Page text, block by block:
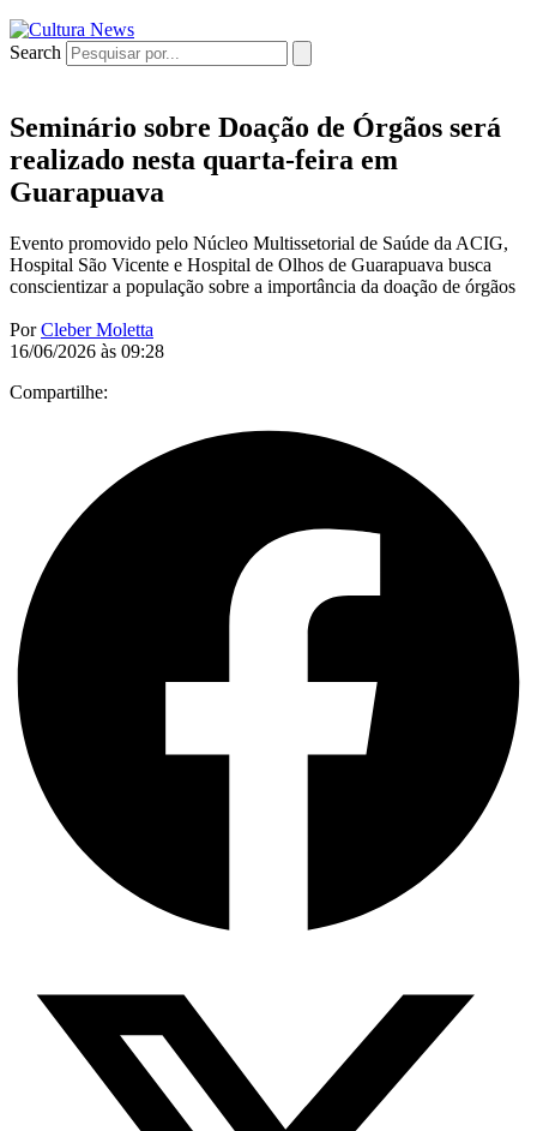
Search
Seminário sobre Doação de Órgãos será
realizado nesta quarta-feira em
Guarapuava
Evento promovido pelo Núcleo Multissetorial de Saúde da ACIG,
Hospital São Vicente e Hospital de Olhos de Guarapuava busca
conscientizar a população sobre a importância da doação de órgãos
PorCleber Moletta
16/06/2026 às 09:28
Compartilhe: